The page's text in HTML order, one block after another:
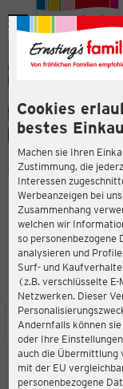
Cookies
bestes
Machen sie Ihren
Zustimmung, die
Interessen
Werbeanzeigen bei
Zusammenhang
welchen wir
so
analysieren und
Surf- und
(z.B. verschlüsselte
Netzwerken. Dieser
Andernfalls können
oder Ihre
auch die Übermittlung
mit der EU
personenbezogene
Menü
STANDORT SERVICES